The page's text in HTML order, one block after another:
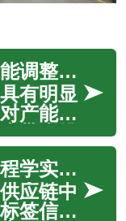
季节性订单波动下的产能调整策略
有明显
产能规
带来挑
需要在
与卫生
下，兼
、装配
包装岗位安全与人体工程学实践清单
应链中
签信息